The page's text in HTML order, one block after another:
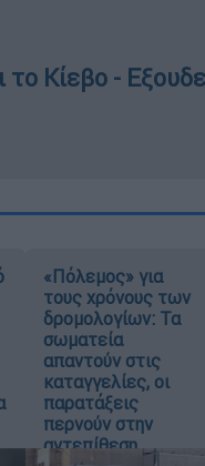
Κίεβο -
«Πόλεμος» για
τους χρόνους των
δρομολογίων: Τα
σωματεία
απαντούν στις
καταγγελίες, οι
παρατάξεις
περνούν στην
αντεπίθεση